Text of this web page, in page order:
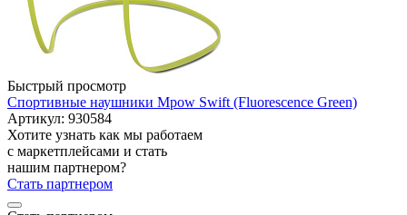
Быстрый просмотр
Спортивные наушники Mpow Swift (Fluorescence Green)
Артикул: 930584
Хотите узнать как мы работаем
с маркетплейсами и стать
нашим партнером?
Стать партнером